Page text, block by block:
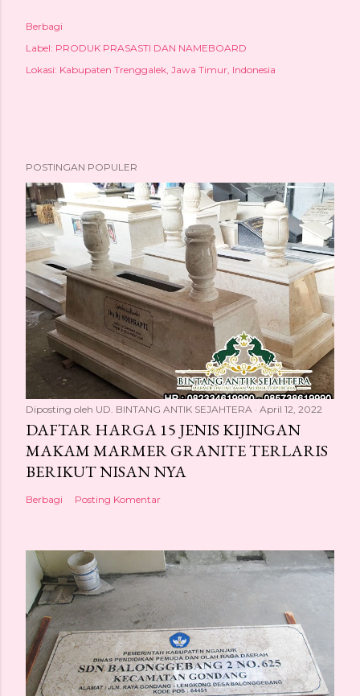
Berbagi
Label: PRODUK PRASASTI DAN NAMEBOARD
Lokasi: Kabupaten Trenggalek, Jawa Timur, Indonesia
POSTINGAN POPULER
Diposting oleh UD. BINTANG ANTIK SEJAHTERA April 12, 2022
DAFTAR HARGA 15 JENIS KIJINGAN
MAKAM MARMER GRANITE TERLARIS
BERIKUT NISAN NYA
Berbagi Posting Komentar